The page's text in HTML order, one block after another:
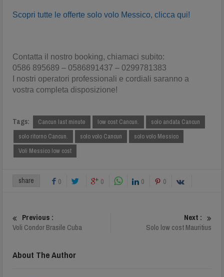
Scopri tutte le offerte solo volo Messico, clicca qui!
Contatta il nostro booking, chiamaci subito:
0586 895689 – 0586891437 – 0299781383
I nostri operatori professionali e cordiali saranno a
vostra completa disposizione!
Tags: Cancun last minute low cost Cancun.
solo andata Cancun
solo ritorno Cancun.
solo volo Cancun
solo volo Messico
Voli Messico low cost
share 0 0 0 0
Previous :
Voli Condor Brasile Cuba
Next :
Solo low cost Mauritius
About The Author